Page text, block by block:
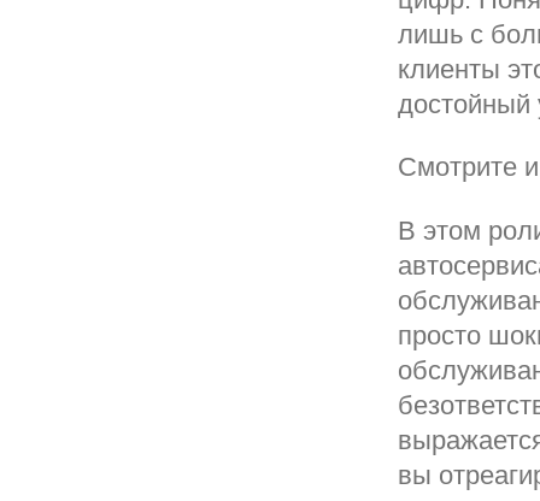
лишь с
клиенты
достойный
Смотрите
В этом
просто
вы